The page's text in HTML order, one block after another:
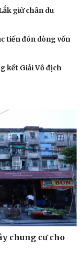
thời sự
giữ chân du
tiến đón dòng vốn
kết Giải Vô địch
chung cư cho